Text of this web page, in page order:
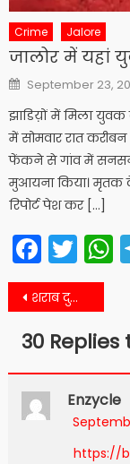
Crime Jalore
जालोर में यहां
Posted
on
September 23,
झाडिय़ों में मिला युवक
में सोमवार रात
फेंकने से गांव में
मुआयना किया। मृतक
रिपोर्ट पेश कर […]
Post
शराब दुकानों के खुलने व बंद होने का समय तय नहीं
30 Replies
Enzycle
https://